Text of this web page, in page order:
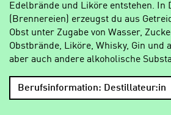
Edelbrände und Liköre entstehen. In
(Brennereien) erzeugst du aus
Obst unter Zugabe von Wasser,
Obstbrände, Liköre, Whisky, Gin und
aber auch andere alkoholische
Berufsinformation: Destillateur:in